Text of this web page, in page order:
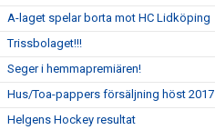
A-laget spelar borta mot HC Lidköping
Trissbolaget!!!
Seger i hemmapremiären!
Hus/Toa-pappers försäljning höst 2017
Helgens Hockey resultat